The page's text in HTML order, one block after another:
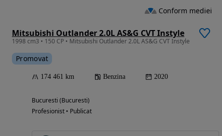
Mitsubishi Outlander 2.0L AS&G CVT Instyle
1998 cm3 • 150 CP • Mitsubishi Outlander 2.0L AS&G CVT Instyle
Promovat
174 461 km Benzina 2020
Bucuresti (Bucuresti)
Profesionist • Publicat
Conform mediei